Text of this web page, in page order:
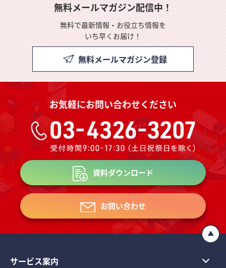
無料メールマガジン配信中！
無料で最新情報・お役立ち情報を
いち早くお届け！
無料メールマガジン登録
お気軽にお問い合わせください
資料ダウンロード
お問い合わせ
サービス案内